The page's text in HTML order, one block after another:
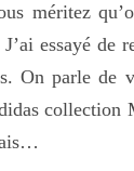
méritez
essayé
On parle de